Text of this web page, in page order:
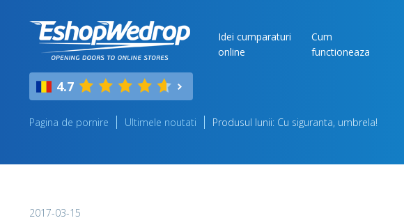
Idei cumparaturi
online
Cum
functioneaza
4.7
Pagina de pornire Ultimele noutati Produsul lunii: Cu siguranta, umbrela!
2017-03-15